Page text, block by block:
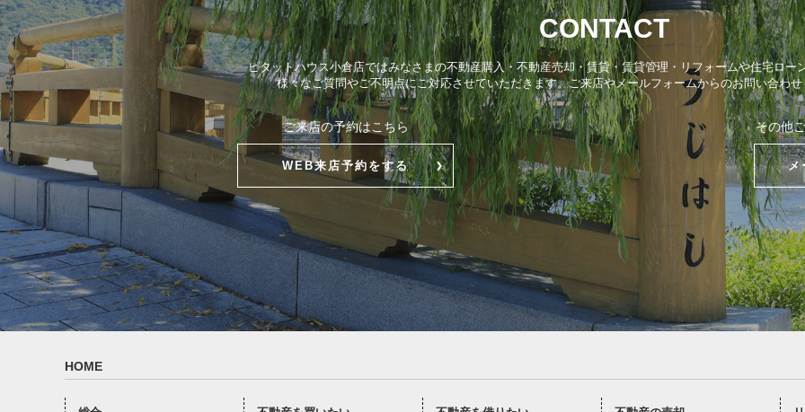
CONTACT
ピタットハウス小倉店ではみなさまの不動産購入・不動産売却・賃貸・賃貸管理・リフォームや住宅ロー
様々なご質問やご不明点にご対応させていただきます。ご来店やメールフォームからのお問い合わ
ご来店の予約はこちら
WEB来店予約をする
その他
メ
HOME